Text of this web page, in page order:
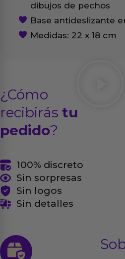
dibujos de pechos
Base antideslizante
Medidas: 22 x 18 cm
¿Cómo
recibirás tu
pedido?
100% discreto
Sin sorpresas
Sin logos
Sin detalles